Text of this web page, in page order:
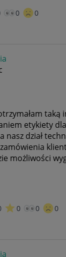
0 0
taką
etykiety
dział
możliwości
0 0 0